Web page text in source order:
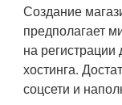
Создание
предполагает
на
хостинга.
соцсети и